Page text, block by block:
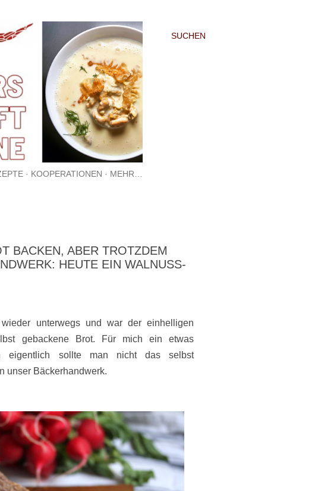
SUCHEN
KOOPERATIONEN MEHR…
BACKEN, ABER TROTZDEM
HEUTE EIN WALNUSS-
unterwegs und war der einhelligen
gebackene Brot. Für mich ein etwas
eigentlich sollte man nicht das selbst
unser Bäckerhandwerk.